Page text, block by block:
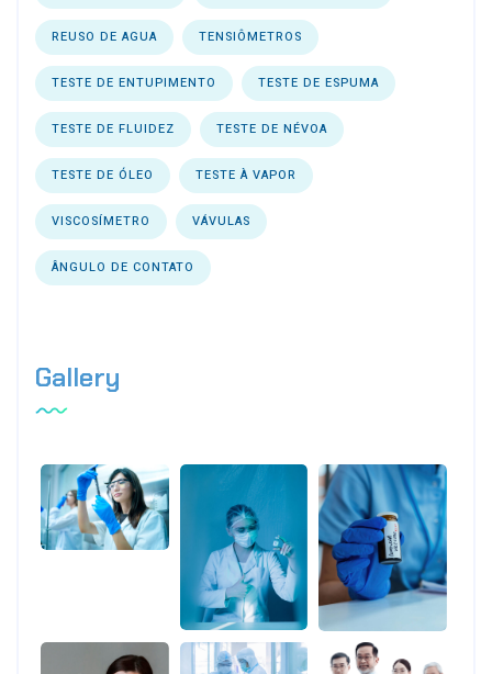
REUSO DE AGUA TENSIÔMETROS
TESTE DE ENTUPIMENTO TESTE DE ESPUMA
TESTE DE FLUIDEZ TESTE DE NÉVOA
TESTE DE ÓLEO TESTE À VAPOR
VISCOSÍMETRO VÁVULAS
ÂNGULO DE CONTATO
Gallery